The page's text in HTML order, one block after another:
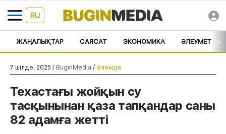
RU
ЖАҢАЛЫҚТАР САЯСАТ ЭКОНОМИКА ӘЛЕУМЕТ >
7 шілде, 2025 / BuginMedia / Әлемде
Техастағы жойқын су
тасқынынан қаза тапқандар саны
82 адамға жетті